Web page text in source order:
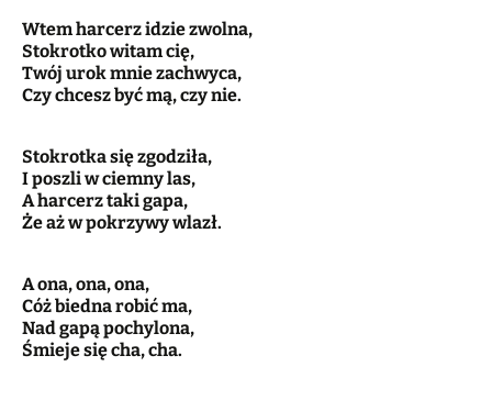
Wtem harcerz idzie zwolna,
Stokrotko witam cię,
Twój urok mnie zachwyca,
Czy chcesz być mą, czy nie.
Stokrotka się zgodziła,
I poszli w ciemny las,
A harcerz taki gapa,
Że aż w pokrzywy wlazł.
A ona, ona, ona,
Cóż biedna robić ma,
Nad gapą pochylona,
Śmieje się cha, cha.